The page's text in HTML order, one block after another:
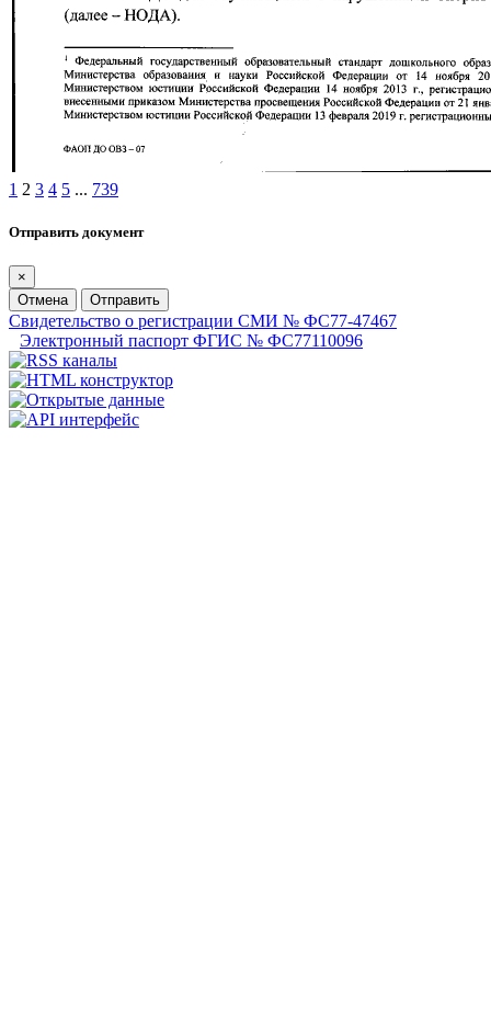
1 2 3 4 5 ... 739
Отправить документ
×
Отмена
Отправить
Свидетельство о регистрации СМИ № ФС77-47467
Электронный паспорт ФГИС № ФС77110096